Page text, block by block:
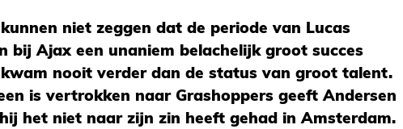
niet zeggen dat de periode van Lucas
bij Ajax een unaniem belachelijk groot succes
nooit verder dan de status van groot talent.
is vertrokken naar Grashoppers geeft Andersen
het niet naar zijn zin heeft gehad in Amsterdam.